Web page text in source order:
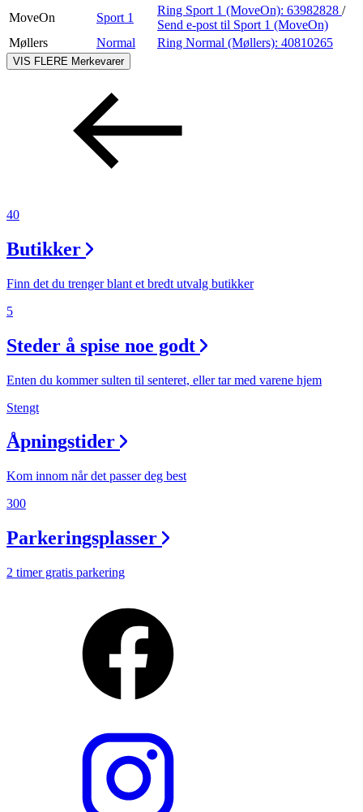
MoveOn
Sport 1
Ring Sport 1 (MoveOn): 63982828 /
Send e-post til Sport 1 (MoveOn)
Møllers
Normal Ring Normal (Møllers): 40810265
VIS FLERE Merkevarer
40
Butikker
Finn det du trenger blant et bredt utvalg butikker
5
Steder å spise noe godt
Enten du kommer sulten til senteret, eller tar med varene hjem
Stengt
Åpningstider
Kom innom når det passer deg best
300
Parkeringsplasser
2 timer gratis parkering